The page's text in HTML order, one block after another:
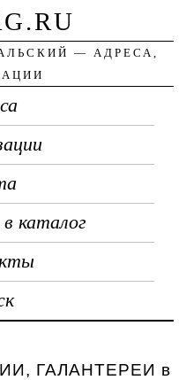
— АДРЕСА,
каталог
ГАЛАНТЕРЕИ в